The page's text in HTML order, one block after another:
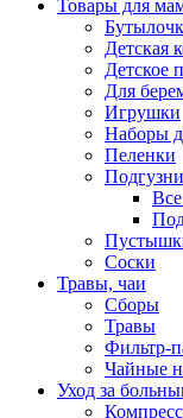
Товары для
Детская
Детское
Для
Игрушки
Наборы
Пеленки
Соски
Травы, чаи
Сборы
Травы
Фильтр-
Чайные
Уход за